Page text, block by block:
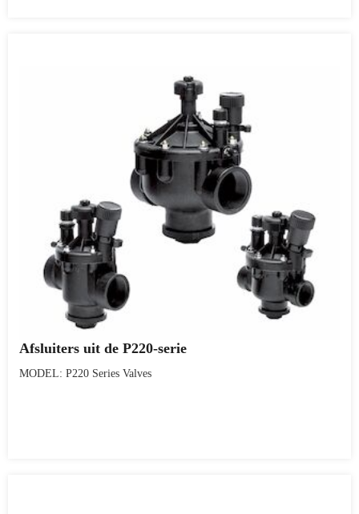
Afsluiters uit de P220-serie
MODEL: P220 Series Valves